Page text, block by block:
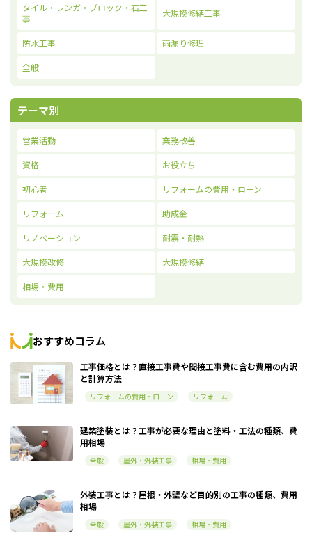
タイル・レンガ・ブロック・石工
事
大規模修繕工事
防水工事 雨漏り修理
全般
テーマ別
営業活動 業務改善
資格 お役立ち
初心者 リフォームの費用・ローン
リフォーム 助成金
リノベーション 耐震・耐熱
大規模改修 大規模修繕
相場・費用
おすすめコラム
工事価格とは？直接工事費や間接工事費に含む費用の内訳
と計算方法
リフォームの費用・ローン リフォーム
建築塗装とは？工事が必要な理由と塗料・工法の種類、費
用相場
全般 屋外・外装工事 相場・費用
外装工事とは？屋根・外壁など目的別の工事の種類、費用
相場
全般 屋外・外装工事 相場・費用